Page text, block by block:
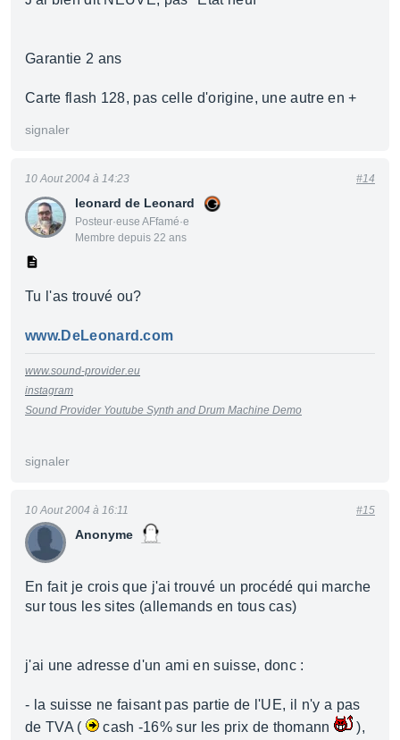
Garantie 2 ans
Carte flash 128, pas celle d'origine, une autre en +
signaler
leonard de Leonard
Posteur·euse AFfamé·e
Membre depuis 22 ans
10 Aout 2004 à 14:23 #14
Tu l'as trouvé ou?
www.DeLeonard.com
www.sound-provider.eu
instagram
Sound Provider Youtube Synth and Drum Machine Demo
signaler
Anonyme
10 Aout 2004 à 16:11 #15
En fait je crois que j'ai trouvé un procédé qui marche
sur tous les sites (allemands en tous cas)
j'ai une adresse d'un ami en suisse, donc :
- la suisse ne faisant pas partie de l'UE, il n'y a pas
de TVA (
cash -16% sur les prix de thomann ),